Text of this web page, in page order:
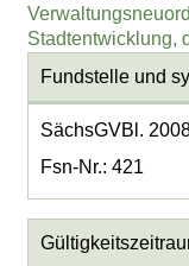
Stadtentwicklung,
Fundstelle und
SächsGVBl.
Fsn-Nr.: 421